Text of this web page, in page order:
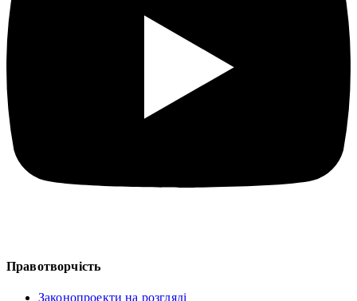
Правотворчість
Законопроекти на розгляді